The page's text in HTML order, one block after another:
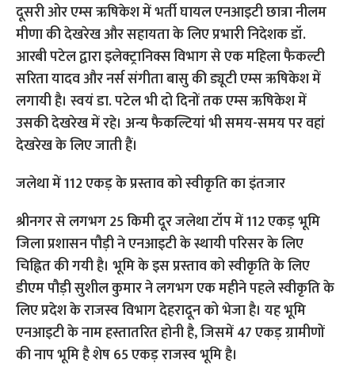
दूसरी ओर एम्स ऋषिकेश में भर्ती घायल एनआइटी छात्रा नीलम
मीणा की देखरेख और सहायता के लिए प्रभारी निदेशक डॉ.
आरबी पटेल द्वारा इलेक्ट्रानिक्स विभाग से एक महिला फैकल्टी
सरिता यादव और नर्स संगीता बासु की ड्यूटी एम्स ऋषिकेश में
लगायी है। स्वयं डा. पटेल भी दो दिनों तक एम्स ऋषिकेश में
उसकी देखरेख में रहे। अन्य फैकल्टियां भी समय-समय पर वहां
देखरेख के लिए जाती हैं।
जलेथा में 112 एकड़ के प्रस्ताव को स्वीकृति का इंतजार
श्रीनगर से लगभग 25 किमी दूर जलेथा टॉप में 112 एकड़ भूमि
जिला प्रशासन पौड़ी ने एनआइटी के स्थायी परिसर के लिए
चिह्नित की गयी है। भूमि के इस प्रस्ताव को स्वीकृति के लिए
डीएम पौड़ी सुशील कुमार ने लगभग एक महीने पहले स्वीकृति के
लिए प्रदेश के राजस्व विभाग देहरादून को भेजा है। यह भूमि
एनआइटी के नाम हस्तातरित होनी है, जिसमें 47 एकड़ ग्रामीणों
की नाप भूमि है शेष 65 एकड़ राजस्व भूमि है।